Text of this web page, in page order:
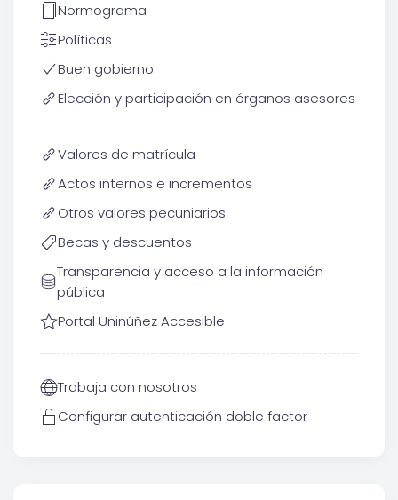
Normograma
Políticas
Buen gobierno
Elección y participación en órganos asesores
Valores de matrícula
Actos internos e incrementos
Otros valores pecuniarios
Becas y descuentos
Transparencia y acceso a la información
pública
Portal Uninúñez Accesible
Trabaja con nosotros
Configurar autenticación doble factor